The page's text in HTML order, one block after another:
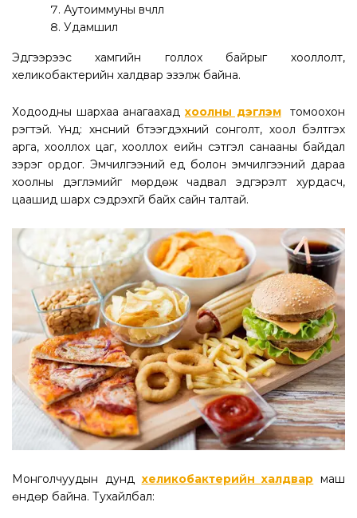
Аутоиммуны өвчлөл
Удамшил
Эдгээрээс хамгийн голлох байрыг хооллолт,
хеликобактерийн халдвар эзэлж байна.
Ходоодны шархаа анагаахад хоолны дэглэмтомоохон
үүрэгтэй. Үүнд: хүнсний бүтээгдэхүүний сонголт, хоол бэлтгэх
арга, хооллох цаг, хооллох үеийн сэтгэл санааны байдал
зэрэг ордог. Эмчилгээний үед болон эмчилгээний дараа
хоолны дэглэмийг мөрдөж чадвал эдгэрэлт хурдасч,
цаашид шарх сэдрэхгүй байх сайн талтай.
Монголчуудын дунд хеликобактерийн халдвар маш
өндөр байна. Тухайлбал: